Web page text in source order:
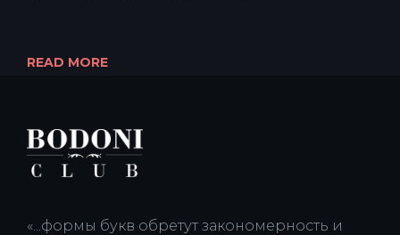
READ MORE
«...формы букв обретут закономерность и